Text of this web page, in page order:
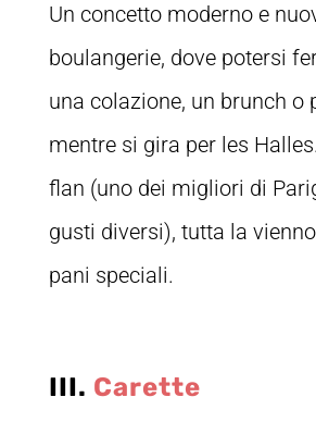
Un concetto moderno e
boulangerie, dove potersi
una colazione, un brunch o
mentre si gira per les
flan (uno dei migliori di
gusti diversi), tutta la
pani speciali.
III. Carette